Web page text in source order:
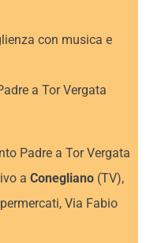
con musica e
a Tor Vergata
Padre a Tor Vergata
a Conegliano (TV),
Via Fabio